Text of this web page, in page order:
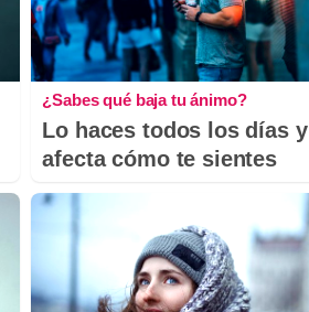
¿Sabes qué baja tu ánimo?
Lo haces todos los días y
afecta cómo te sientes